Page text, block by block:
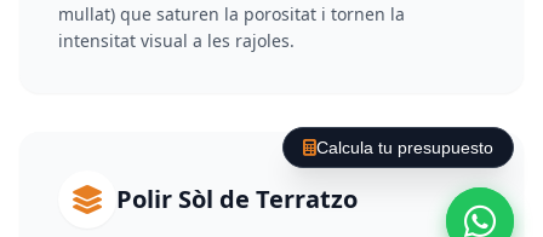
mullat) que saturen la porositat i tornen la
intensitat visual a les rajoles.
Polir Sòl de Terratzo
Calcula tu presupuesto